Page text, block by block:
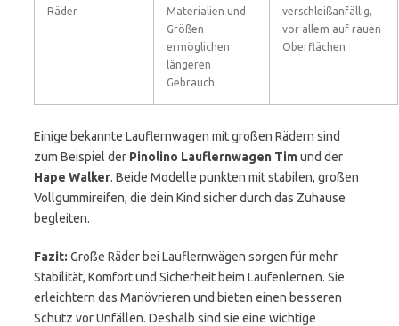
Räder
Materialien und
Größen
ermöglichen
längeren
Gebrauch
verschleißanfällig,
vor allem auf rauen
Oberflächen
Einige bekannte Lauflernwagen mit großen Rädern sind
zum Beispiel der Pinolino Lauflernwagen Timund der
Hape Walker. Beide Modelle punkten mit stabilen, großen
Vollgummireifen, die dein Kind sicher durch das Zuhause
begleiten.
Fazit: Große Räder bei Lauflernwägen sorgen für mehr
Stabilität, Komfort und Sicherheit beim Laufenlernen. Sie
erleichtern das Manövrieren und bieten einen besseren
Schutz vor Unfällen. Deshalb sind sie eine wichtige